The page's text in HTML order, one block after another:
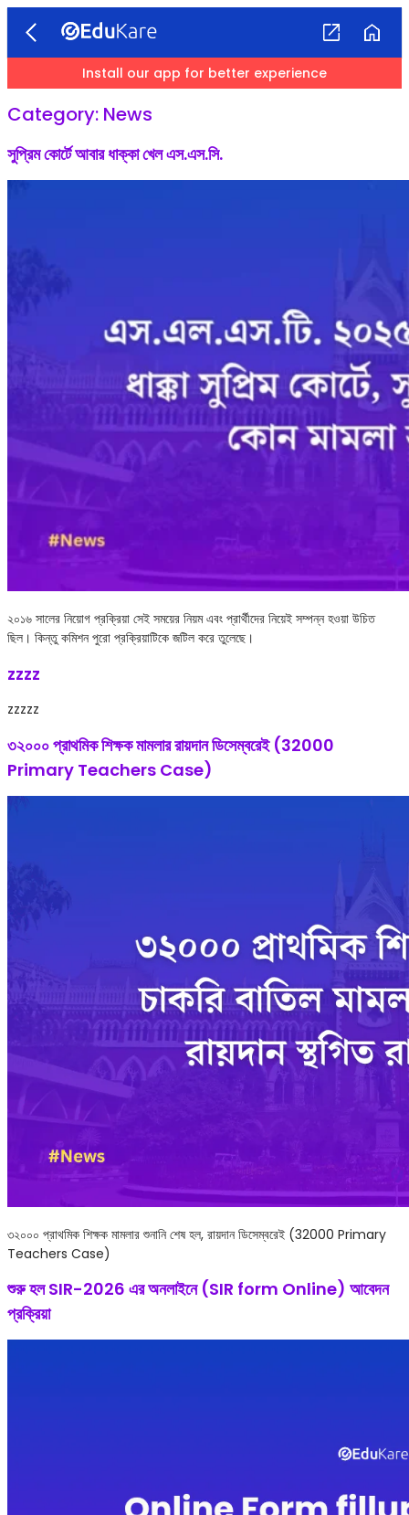
Install our app for better experience
Category: News
সুপ্রিম কোর্টে আবার ধাক্কা খেল এস.এস.সি.
২০১৬ সালের নিয়োগ প্রক্রিয়া সেই সময়ের নিয়ম এবং প্রার্থীদের নিয়েই সম্পন্ন হওয়া উচিত
ছিল। কিন্তু কমিশন পুরো প্রক্রিয়াটিকে জটিল করে তুলেছে।
zzzz
zzzzz
৩২০০০ প্রাথমিক শিক্ষক মামলার রায়দান ডিসেম্বরেই (32000
Primary Teachers Case)
৩২০০০ প্রাথমিক শিক্ষক মামলার শুনানি শেষ হল, রায়দান ডিসেম্বরেই (32000 Primary
Teachers Case)
শুরু হল SIR-2026 এর অনলাইনে (SIR form Online) আবেদন
প্রক্রিয়া